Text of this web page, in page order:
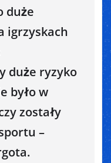
duże
igrzyskach
duże ryzyko
było w
zostały
–